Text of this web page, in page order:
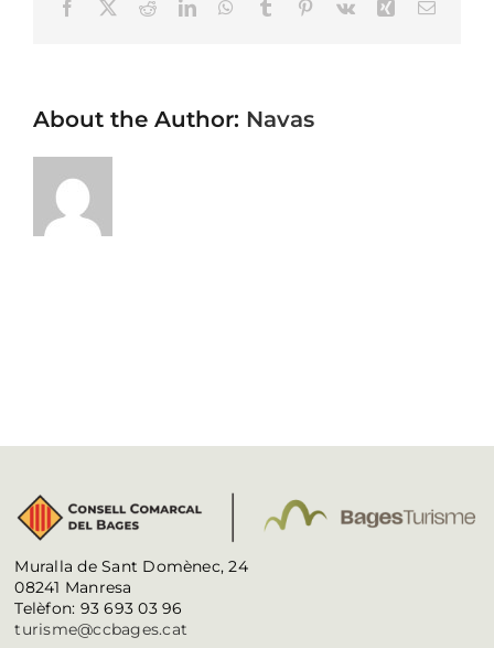
FacebookRedditLinkedInWhatsApp
TumblrPinterest
Vk XingEmail
About the Author: Navas
Muralla de Sant Domènec, 24
08241 Manresa
Telèfon: 93 693 03 96
turisme@ccbages.cat